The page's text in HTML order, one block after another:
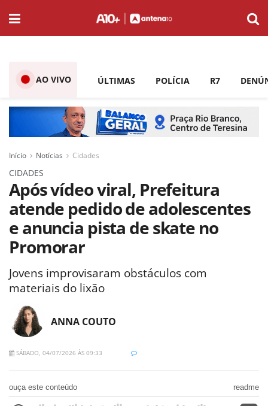
AO VIVO ÚLTIMAS POLÍCIA R7
Início Notícias Cidades
CIDADES
Após vídeo viral, Prefeitura
atende pedido de adolescentes
e anuncia pista de skate no
Promorar
Jovens improvisaram obstáculos com
materiais do lixão
ANNA COUTO
SÁBADO, 04/07/2026 ÀS 09:33
ouça este conteúdo readme